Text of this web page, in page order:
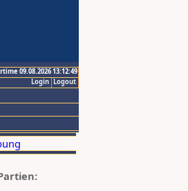
09.08.2026 13:12:49
Logout
Login